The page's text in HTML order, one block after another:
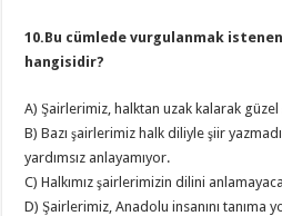
10.Bu cümlede vurgulanmak
hangisidir?
A) Şairlerimiz, halktan uzak kalarak güzel
B) Bazı şairlerimiz halk diliyle şiir
yardımsız anlayamıyor.
C) Halkımız şairlerimizin dilini
D) Şairlerimiz, Anadolu insanını tanıma